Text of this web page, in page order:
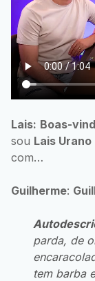
Lais: Boas-
sou Lais Urano
com…
Guilherme:
parda, de
tem barba